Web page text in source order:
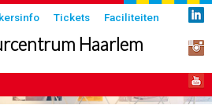
Tickets
Faciliteiten
Haarlem